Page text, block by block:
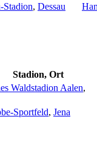
Stadion, Dessau
Stadion, Ort
Waldstadion Aalen,
Sportfeld, Jena